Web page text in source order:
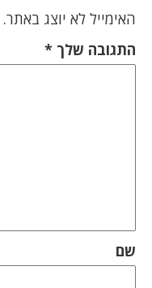
האימייל לא יוצג באתר.
התגובה שלך *
שם